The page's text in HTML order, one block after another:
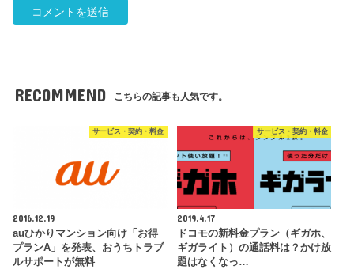
RECOMMEND こちらの記事も人気です。
サービス・契約・料金
2016.12.19
auひかりマンション向け「お得
プランA」を発表、おうちトラブ
ルサポートが無料
サービス・契約・料金
2019.4.17
ドコモの新料金プラン（ギガホ、
ギガライト）の通話料は？かけ放
題はなくなっ…